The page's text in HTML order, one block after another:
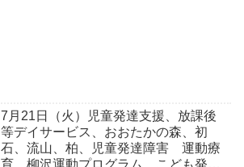
7月21日（火）児童発達支援、放課後
等デイサービス、おおたかの森、初
石、流山、柏、児童発達障害 運動療